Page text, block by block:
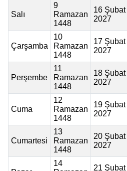
Salı
9
Ramazan
1448
16 Şubat
2027
Çarşamba
10
Ramazan
1448
17 Şubat
2027
Perşembe
11
Ramazan
1448
18 Şubat
2027
Cuma
12
Ramazan
1448
19 Şubat
2027
Cumartesi
13
Ramazan
1448
20 Şubat
2027
14
21 Şubat